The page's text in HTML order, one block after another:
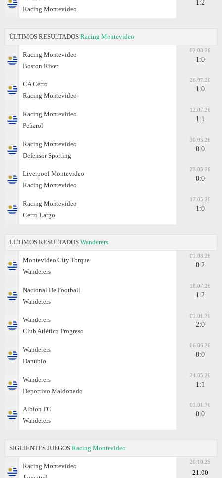
Racing Montevideo
1:2
ÚLTIMOS RESULTADOS Racing Montevideo
Racing Montevideo
Boston River
02.08.26
1:0
CA Cerro
Racing Montevideo
26.07.26
1:0
Racing Montevideo
Peñarol
12.07.26
1:1
Racing Montevideo
Defensor Sporting
30.05.26
0:0
Liverpool Montevideo
Racing Montevideo
23.05.26
0:0
Racing Montevideo
Cerro Largo
17.05.26
1:0
ÚLTIMOS RESULTADOS Wanderers
Montevideo City Torque
Wanderers
01.08.26
0:2
Nacional De Football
Wanderers
18.07.26
1:2
Wanderers
Club Atlético Progreso
01.01.70
2:0
Wanderers
Danubio
06.06.26
0:0
Wanderers
Deportivo Maldonado
24.05.26
1:1
Albion FC
Wanderers
01.01.70
0:0
SIGUIENTES JUEGOS Racing Montevideo
Racing Montevideo
20.10.25
21:00